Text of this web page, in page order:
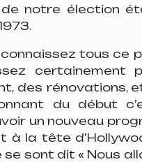
notre élection
tous ce
des rénovations,
du début
un nouveau
à la tête
sont dit « Nous